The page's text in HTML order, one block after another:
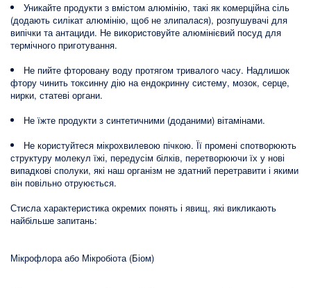
Уникайте продукти з вмістом алюмінію, такі як комерційна сіль
(додають силікат алюмінію, щоб не злипалася), розпушувачі для
випічки та антациди. Не використовуйте алюмінієвий посуд для
термічного приготування.
Не пийте фторовану воду протягом тривалого часу. Надлишок
фтору чинить токсинну дію на ендокринну систему, мозок, серце,
нирки, статеві органи.
Не їжте продукти з синтетичними (доданими) вітамінами.
Не користуйтеся мікрохвилевою пічкою. Її промені спотворюють
структуру молекул їжі, передусім білків, перетворюючи їх у нові
випадкові сполуки, які наш організм не здатний перетравити і якими
він повільно отруюється.
Стисла характеристика окремих понять і явищ, які викликають
найбільше запитань:
Мікрофлора або Мікробіота (Біом)